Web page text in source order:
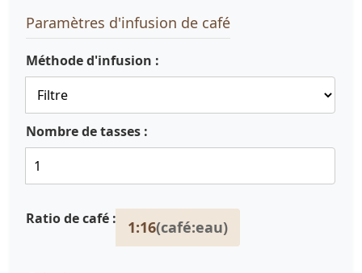
Paramètres d'infusion de café
Méthode d'infusion :
Nombre de tasses :
Ratio de café : 1:16(café:eau)